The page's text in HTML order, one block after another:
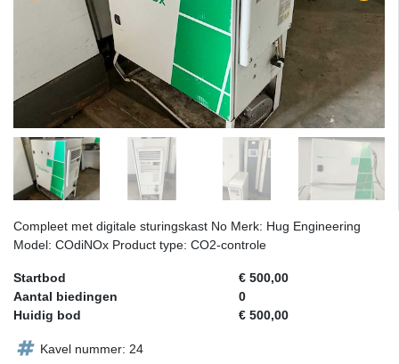
Compleet met digitale sturingskast No Merk: Hug Engineering
Model: COdiNOx Product type: CO2-controle
Startbod
€ 500,00
Aantal biedingen
0
Huidig bod
€ 500,00
Kavel nummer: 24